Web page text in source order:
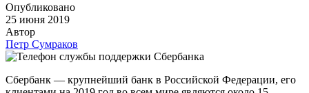
Опубликовано
25 июня 2019
Автор
Петр Сумраков
Сбербанк — крупнейший банк в Российской Федерации, его